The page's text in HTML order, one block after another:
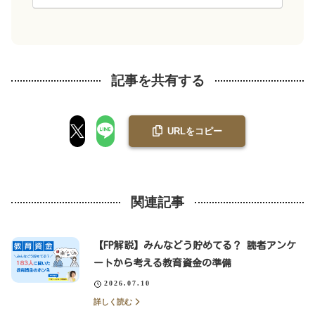
記事を共有する
URLをコピー
関連記事
【FP解説】みんなどう貯めてる？ 読者アンケ
ートから考える教育資金の準備
2026.07.10
詳しく読む